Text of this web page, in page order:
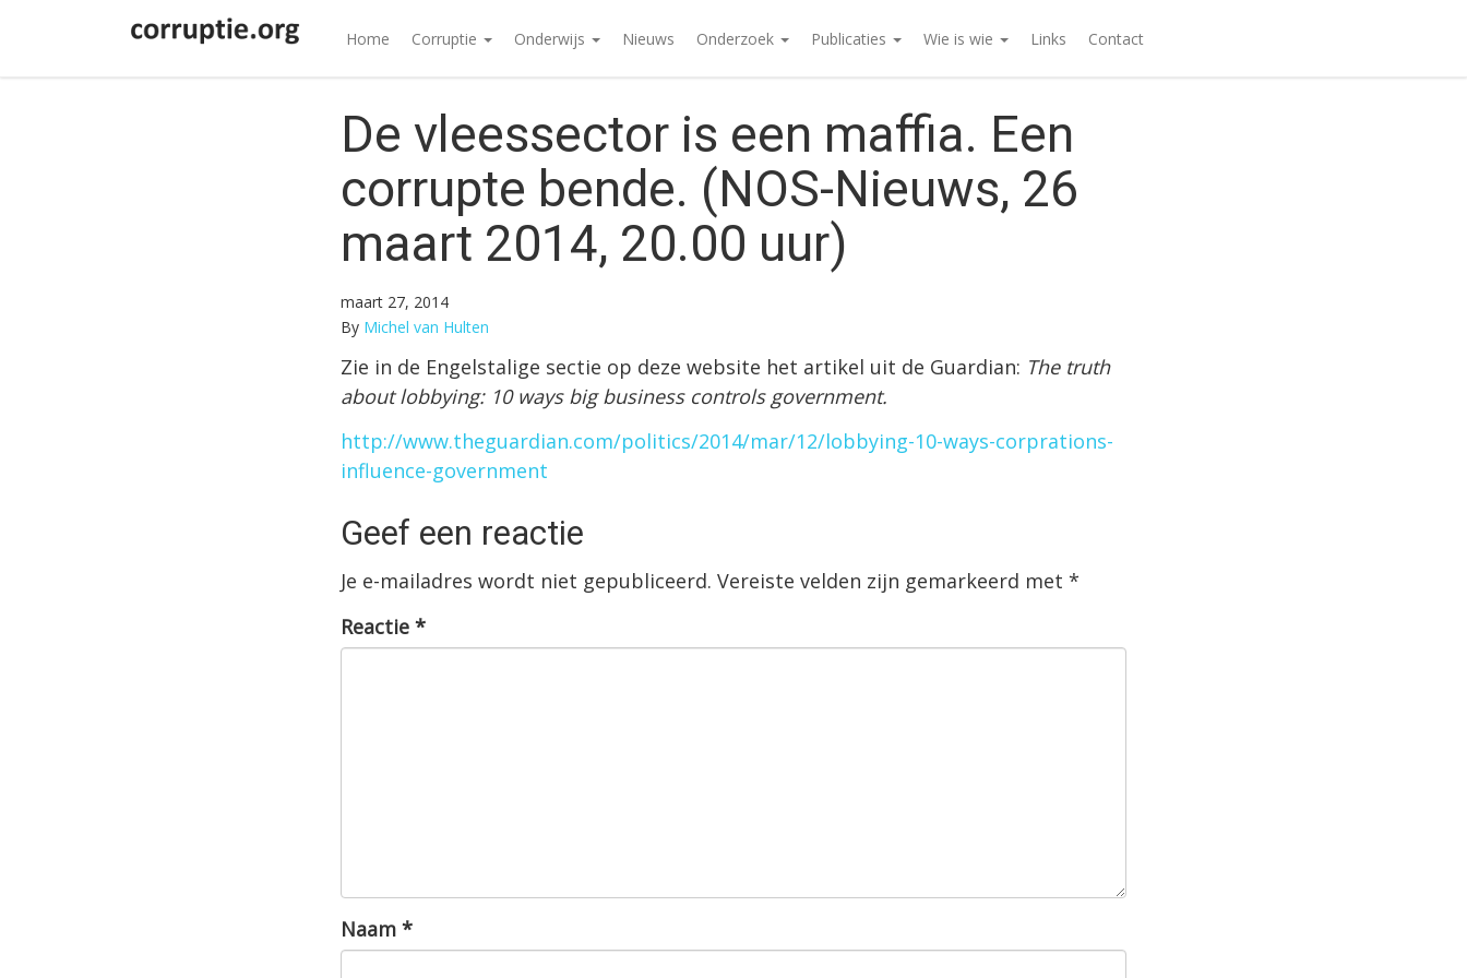
Home Corruptie Onderwijs Nieuws Onderzoek Publicaties Wie is wie Links Contact
De vleessector is een maffia. Een
corrupte bende. (NOS-Nieuws, 26
maart 2014, 20.00 uur)
maart 27, 2014
By Michel van Hulten
Zie in de Engelstalige sectie op deze website het artikel uit de Guardian: The truth
about lobbying: 10 ways big business controls government.
http://www.theguardian.com/politics/2014/mar/12/lobbying-10-ways-corprations-
influence-government
Geef een reactie
Je e-mailadres wordt niet gepubliceerd. Vereiste velden zijn gemarkeerd met *
Reactie *
Naam *